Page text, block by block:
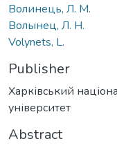
Волинець, Л. М.
Волынец, Л. Н.
Volynets, L.
Publisher
Харківський
університет
Abstract